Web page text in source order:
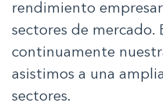
rendimiento
sectores de mercado.
continuamente
asistimos a una
sectores.